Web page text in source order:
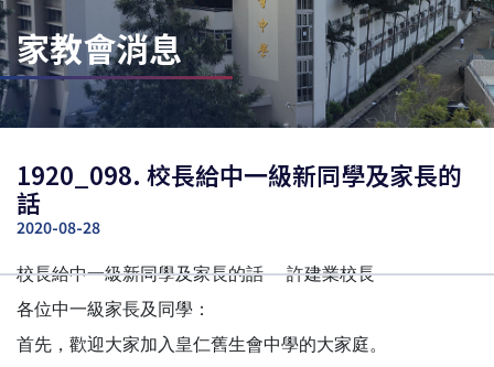
家教會消息
1920_098. 校長給中一級新同學及家長的
話
2020-08-28
校長給中一級新同學及家長的話 許建業校長
各位中一級家長及同學：
首先，歡迎大家加入皇仁舊生會中學的大家庭。